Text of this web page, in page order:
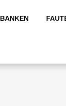
BANKEN